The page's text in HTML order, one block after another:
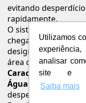
Utilizamos
analisar
site e
Saiba mais
evitando
rapidamente.
O sistema
chega, desligando a
design conta com
área de banho mais
Características e
Água quente
desperdício de água.